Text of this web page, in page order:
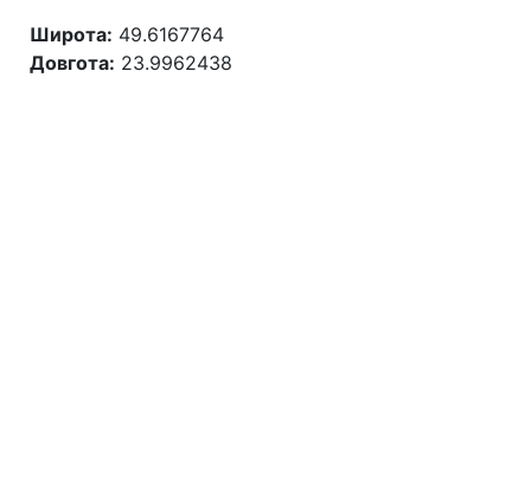
Широта: 49.6167764
Довгота: 23.9962438